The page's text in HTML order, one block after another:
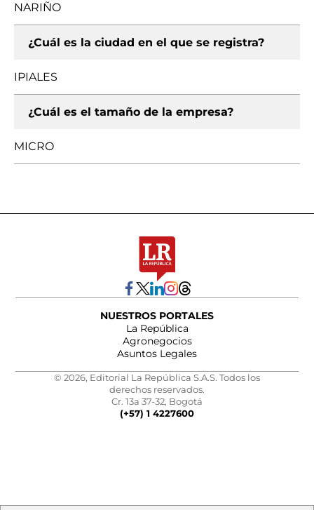
NARIÑO
¿Cuál es la ciudad en el que se registra?
IPIALES
¿Cuál es el tamaño de la empresa?
MICRO
NUESTROS PORTALES
La República
Agronegocios
Asuntos Legales
© 2026, Editorial La República S.A.S. Todos los
derechos reservados.
Cr. 13a 37-32, Bogotá
(+57) 1 4227600